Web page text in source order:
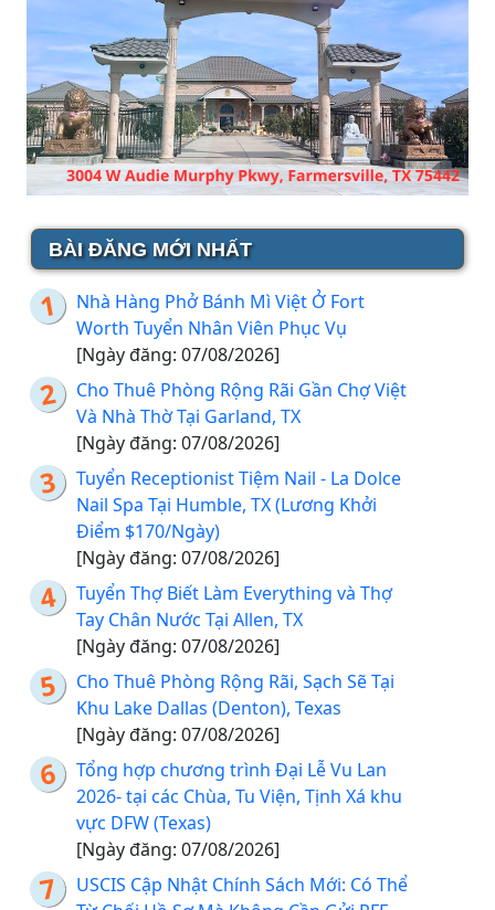
BÀI ĐĂNG MỚI NHẤT
Nhà Hàng Phở Bánh Mì Việt Ở Fort
Worth Tuyển Nhân Viên Phục Vụ
[Ngày đăng: 07/08/2026]
Cho Thuê Phòng Rộng Rãi Gần Chợ Việt
Và Nhà Thờ Tại Garland, TX
[Ngày đăng: 07/08/2026]
Tuyển Receptionist Tiệm Nail - La Dolce
Nail Spa Tại Humble, TX (Lương Khởi
Điểm $170/Ngày)
[Ngày đăng: 07/08/2026]
Tuyển Thợ Biết Làm Everything và Thợ
Tay Chân Nước Tại Allen, TX
[Ngày đăng: 07/08/2026]
Cho Thuê Phòng Rộng Rãi, Sạch Sẽ Tại
Khu Lake Dallas (Denton), Texas
[Ngày đăng: 07/08/2026]
Tổng hợp chương trình Đại Lễ Vu Lan
2026- tại các Chùa, Tu Viện, Tịnh Xá khu
vực DFW (Texas)
[Ngày đăng: 07/08/2026]
USCIS Cập Nhật Chính Sách Mới: Có Thể